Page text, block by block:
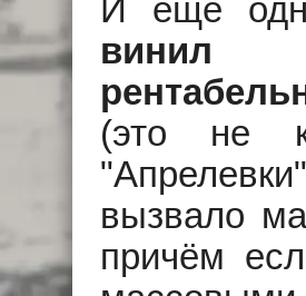
И ещё
винил
(это не
вызвало
причём